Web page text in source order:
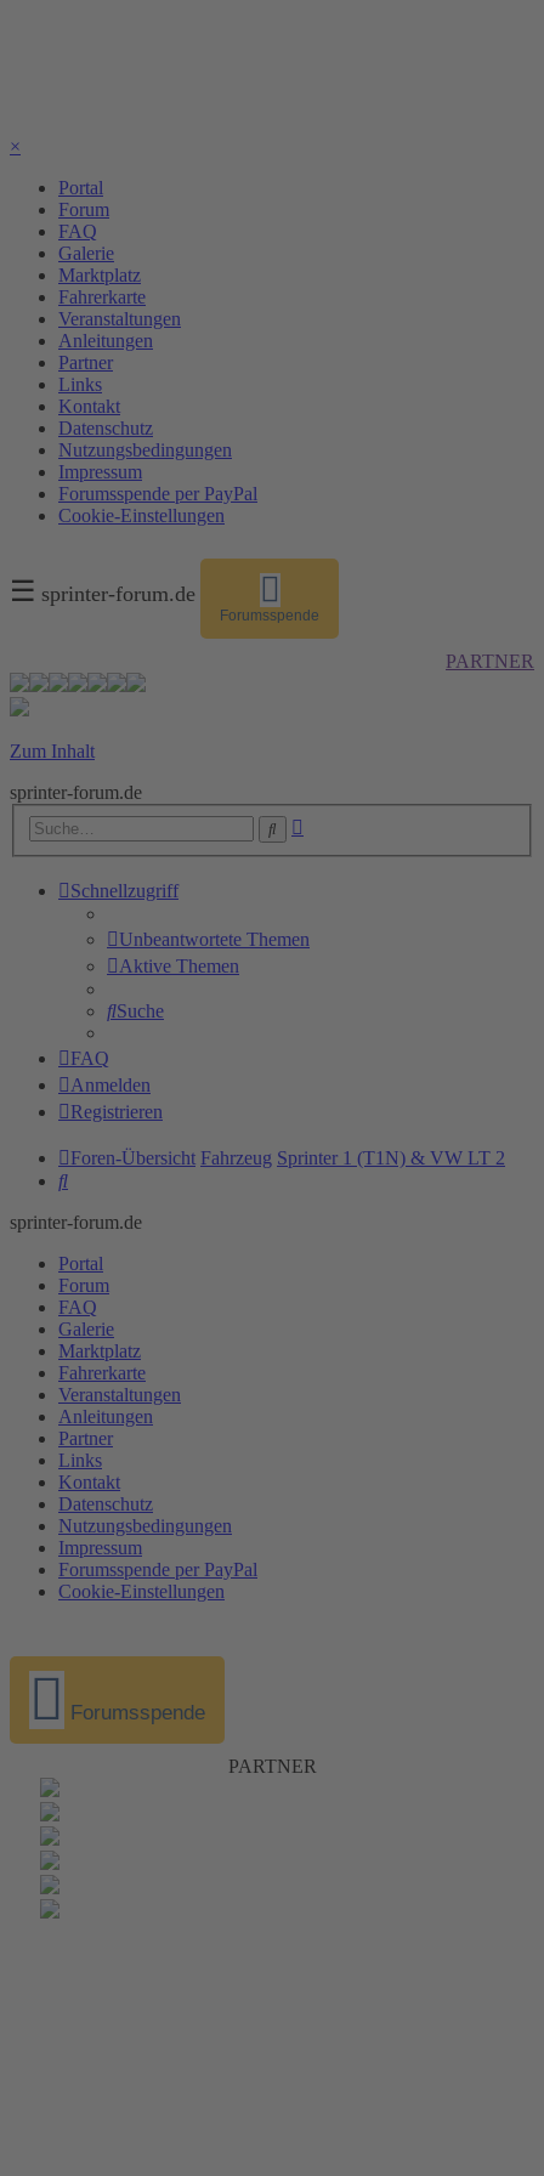
×
Portal
Forum
FAQ
Galerie
Marktplatz
Fahrerkarte
Veranstaltungen
Anleitungen
Partner
Links
Kontakt
Datenschutz
Nutzungsbedingungen
Impressum
Forumsspende per PayPal
Cookie-Einstellungen
☰ sprinter-forum.de
Forumsspende
PARTNER
Zum Inhalt
sprinter-forum.de
Suche
Schnellzugriff
Unbeantwortete Themen
Aktive Themen
Suche
FAQ
Anmelden
Registrieren
Foren-Übersicht Fahrzeug Sprinter 1 (T1N) & VW LT 2
Suche
sprinter-forum.de
Portal
Forum
FAQ
Galerie
Marktplatz
Fahrerkarte
Veranstaltungen
Anleitungen
Partner
Links
Kontakt
Datenschutz
Nutzungsbedingungen
Impressum
Forumsspende per PayPal
Cookie-Einstellungen
Forumsspende
PARTNER